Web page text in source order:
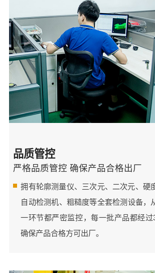
品质管控
严格品质管控 确保产品合格出厂
拥有轮廓测量仪、三次元、二次元、硬
自动检测机、粗糙度等全套检测设备，
一环节都严密监控，每一批产品都经过
确保产品合格方可出厂。